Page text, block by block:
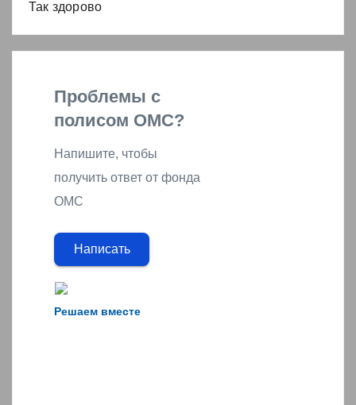
Так здорово
Решаем вместе
Проблемы с
полисом ОМС?
Напишите, чтобы
получить ответ от фонда
ОМС
Написать